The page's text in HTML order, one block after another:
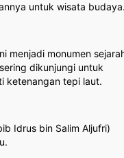
untuk wisata
menjadi monumen
dikunjungi untuk
ketenangan tepi laut.
Idrus bin Salim Aljufri)